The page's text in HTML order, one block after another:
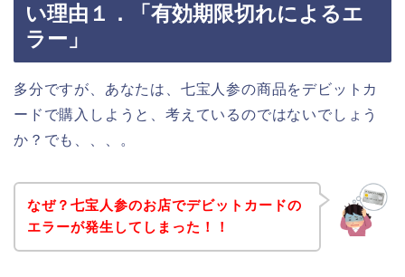
い理由１．「有効期限切れによるエ
ラー」
多分ですが、あなたは、七宝人参の商品をデビットカ
ードで購入しようと、考えているのではないでしょう
か？でも、、、。
なぜ？七宝人参のお店でデビットカードの
エラーが発生してしまった！！